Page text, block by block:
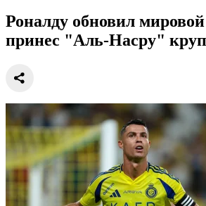
Роналду обновил
принес "Аль-Насру"